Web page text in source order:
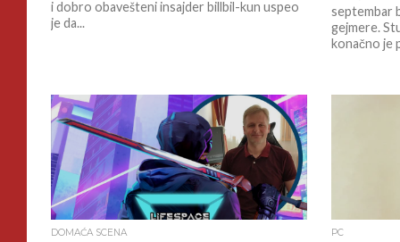
i dobro obavešteni insajder billbil-kun uspeo
je da...
septembar
gejmere.
konačno je
DOMAĆA SCENA PC